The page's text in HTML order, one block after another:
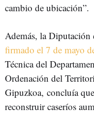
cambio de ubicación”.
Además, la Diputación
firmado el 7 de mayo
Técnica del
Ordenación del
Gipuzkoa, concluía
reconstruir caseríos